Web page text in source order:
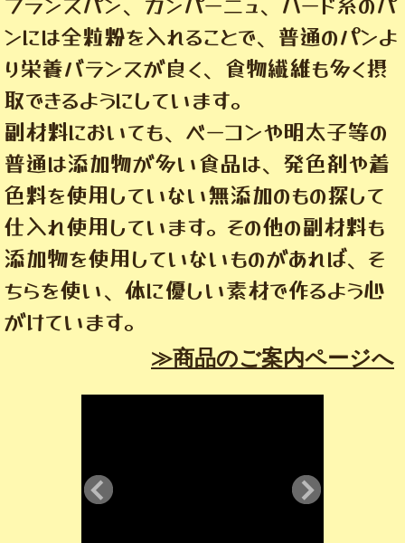
ンには全粒粉を入れることで、普通のパンよ
り栄養バランスが良く、食物繊維も多く摂
取できるようにしています。
副材料においても、ベーコンや明太子等の
普通は添加物が多い食品は、発色剤や着
色料を使用していない無添加のもの探して
仕入れ使用しています。その他の副材料も
添加物を使用していないものがあれば、そ
ちらを使い、体に優しい素材で作るよう心
がけています。
≫商品のご案内ページへ